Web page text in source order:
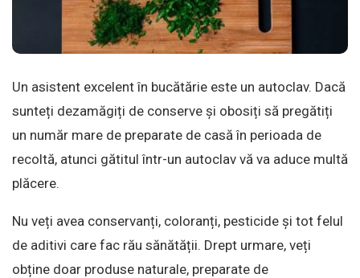
Un asistent excelent în bucătărie este un autoclav. Dacă
sunteți dezamăgiți de conserve și obosiți să pregătiți
un număr mare de preparate de casă în perioada de
recoltă, atunci gătitul într-un autoclav vă va aduce multă
plăcere.
Nu veți avea conservanți, coloranți, pesticide și tot felul
de aditivi care fac rău sănătății. Drept urmare, veți
obține doar produse naturale, preparate de